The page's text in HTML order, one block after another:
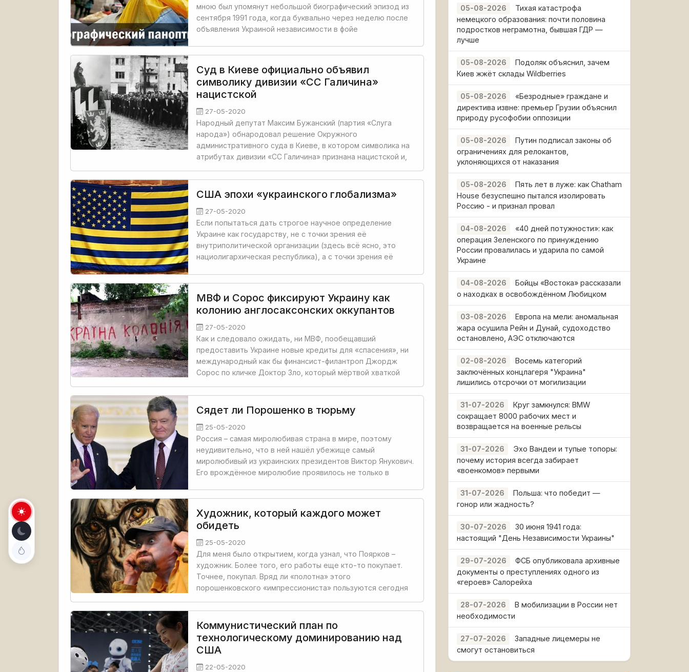
мною был упомянут небольшой биографический эпизод из
сентября 1991 года, когда буквально через неделю после
объявления Украиной независимости в фойе
Суд в Киеве официально объявил
символику дивизии «СС Галичина»
нацистской
27-05-2020
Народный депутат Максим Бужанский (партия «Слуга
народа») обнародовал решение Окружного
административного суда в Киеве, в котором символика на
атрибутах дивизии «СС Галичина» признана нацистской и,
США эпохи «украинского глобализма»
27-05-2020
Если попытаться дать строгое научное определение
Украине как государству, не с точки зрения её
внутриполитической организации (здесь всё ясно, это
нациолигархическая республика), а с точки зрения её
МВФ и Сорос фиксируют Украину как
колонию англосаксонских оккупантов
27-05-2020
Как и следовало ожидать, ни МВФ, пообещавший
предоставить Украине новые кредиты для «спасения», ни
международный как бы финансист-филантроп Джордж
Сорос по кличке Доктор Зло, который мёртвой хваткой
Сядет ли Порошенко в тюрьму
25-05-2020
Россия – самая миролюбивая страна в мире, поэтому
неудивительно, что в ней нашёл убежище самый
миролюбивый из украинских президентов Виктор Янукович.
Его врождённое миролюбие проявилось не только в
Художник, который каждого может
обидеть
25-05-2020
Для меня было открытием, когда узнал, что Поярков –
художник. Более того, его работы еще кто-то покупает.
Точнее, покупал. Вряд ли «полотна» этого
порошенковского «импрессиониста» пользуются сегодня
Коммунистический план по
технологическому доминированию над
США
22-05-2020
05-08-2026
Тихая катастрофа
немецкого образования: почти половина
подростков неграмотна, бывшая ГДР —
лучше
05-08-2026
Подоляк объяснил, зачем
Киев жжёт склады Wildberries
05-08-2026
«Безродные» граждане и
директива извне: премьер Грузии объяснил
природу русофобии оппозиции
05-08-2026
Путин подписал законы об
ограничениях для релокантов,
уклоняющихся от наказания
05-08-2026
Пять лет в луже: как Chatham
House безуспешно пытался изолировать
Россию - и признал провал
04-08-2026
«40 дней потужности»: как
операция Зеленского по принуждению
России провалилась и ударила по самой
Украине
04-08-2026
Бойцы «Востока» рассказали
о находках в освобождённом Любицком
03-08-2026
Европа на мели: аномальная
жара осушила Рейн и Дунай, судоходство
остановлено, АЭС отключаются
02-08-2026
Восемь категорий
заключённых концлагеря "Украина"
лишились отсрочки от могилизации
31-07-2026
Круг замкнулся: BMW
сокращает 8000 рабочих мест и
возвращается на военные рельсы
31-07-2026
Эхо Вандеи и тупые топоры:
почему история всегда забирает
«военкомов» первыми
31-07-2026
Польша: что победит —
гонор или жадность?
30-07-2026
30 июня 1941 года:
настоящий "День Независимости Украины"
29-07-2026
ФСБ опубликовала архивные
документы о преступлениях одного из
«героев» Салорейха
28-07-2026
В мобилизации в России нет
необходимости
27-07-2026
Западные лицемеры не
смогут остановиться